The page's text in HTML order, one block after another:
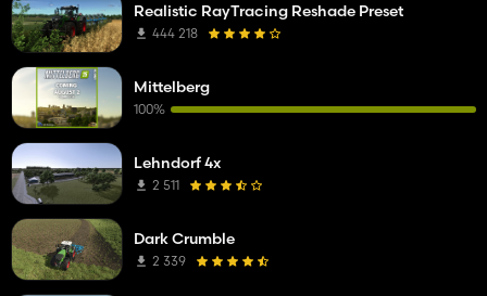
Realistic RayTracing Reshade Preset
444 218
Mittelberg
100%
Lehndorf 4x
2 511
Dark Crumble
2 339